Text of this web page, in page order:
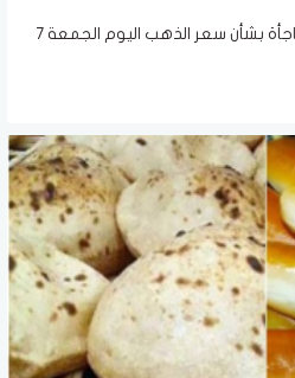
عيار 21 أقل من 6000 جنيه.. مفاجأة بشأن سعر الذهب اليوم الجمعة 7